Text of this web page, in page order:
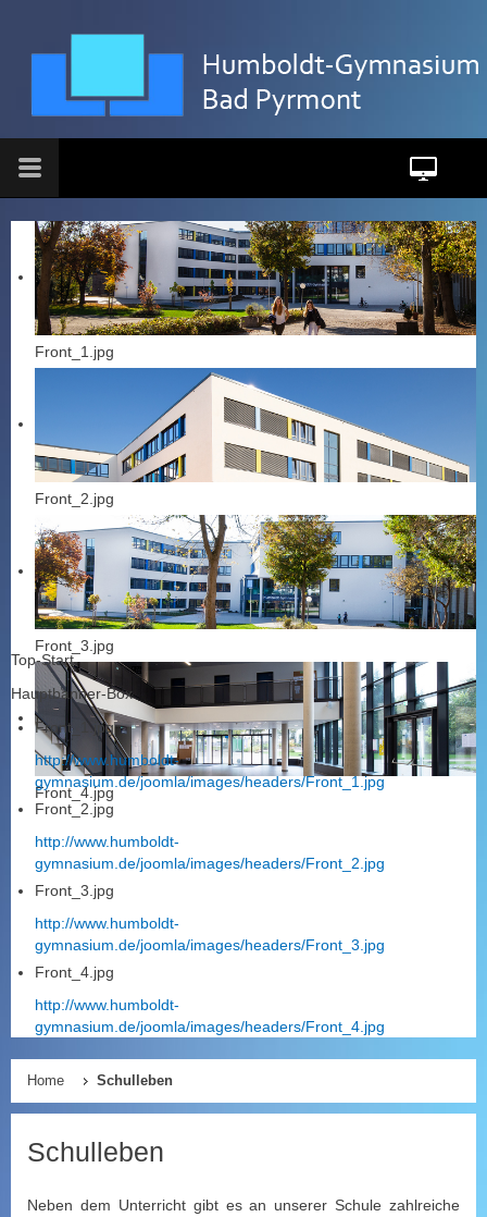
Front_1.jpg
Front_2.jpg
Front_3.jpg
Front_4.jpg
Top-Start
Hauptbanner-Box
Front_1.jpg
http://www.humboldt-
gymnasium.de/joomla/images/headers/Front_1.jpg
Front_2.jpg
http://www.humboldt-
gymnasium.de/joomla/images/headers/Front_2.jpg
Front_3.jpg
http://www.humboldt-
gymnasium.de/joomla/images/headers/Front_3.jpg
Front_4.jpg
http://www.humboldt-
gymnasium.de/joomla/images/headers/Front_4.jpg
Home Schulleben
Schulleben
Neben dem Unterricht gibt es an unserer Schule zahlreiche